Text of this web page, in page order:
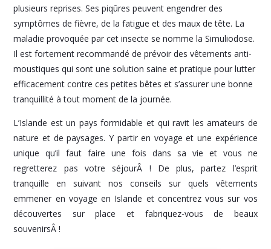
plusieurs reprises. Ses piqûres peuvent engendrer des
symptômes de fièvre, de la fatigue et des maux de tête. La
maladie provoquée par cet insecte se nomme la Simuliodose.
Il est fortement recommandé de prévoir des vêtements anti-
moustiques qui sont une solution saine et pratique pour lutter
efficacement contre ces petites bêtes et s’assurer une bonne
tranquillité à tout moment de la journée.
L’Islande est un pays formidable et qui ravit les amateurs de
nature et de paysages. Y partir en voyage et une expérience
unique qu’il faut faire une fois dans sa vie et vous ne
regretterez pas votre séjourÂ ! De plus, partez l’esprit
tranquille en suivant nos conseils sur quels vêtements
emmener en voyage en Islande et concentrez vous sur vos
découvertes sur place et fabriquez-vous de beaux
souvenirsÂ !